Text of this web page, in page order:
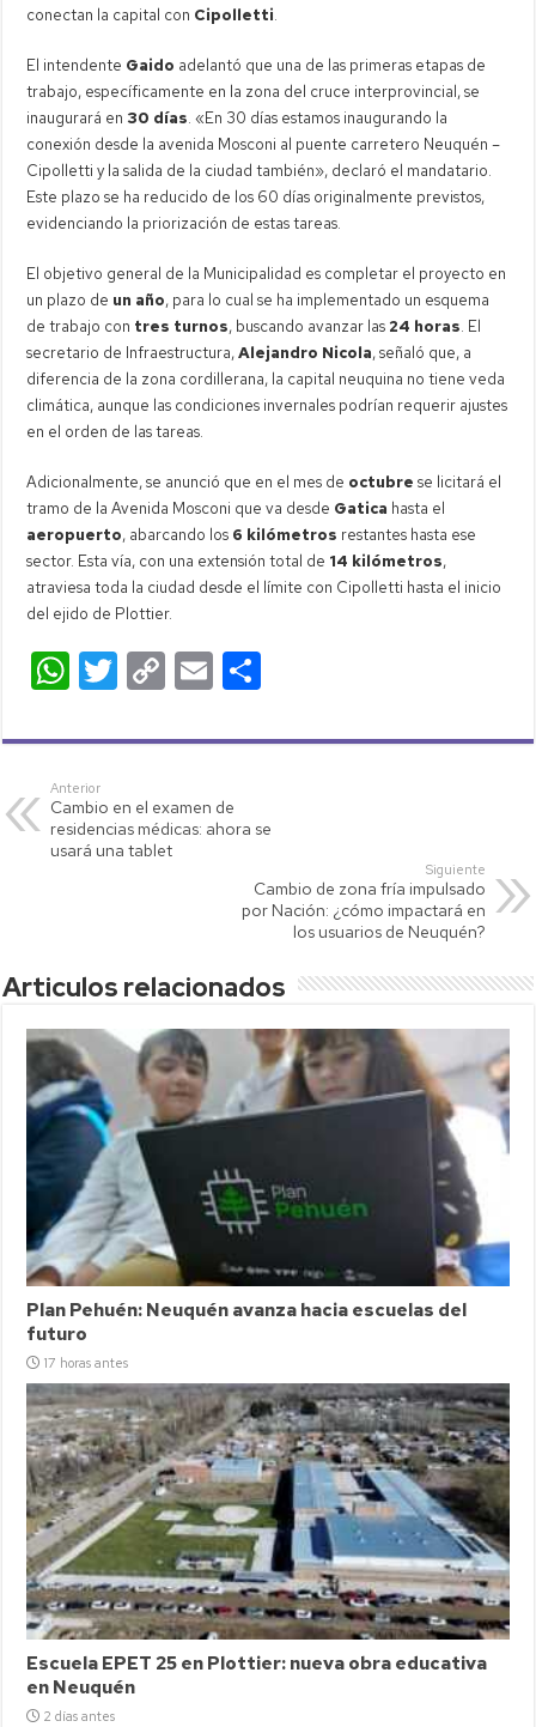
conectan la capital con Cipolletti.
El intendente Gaido adelantó que una de las primeras etapas de
trabajo, específicamente en la zona del cruce interprovincial, se
inaugurará en 30 días. «En 30 días estamos inaugurando la
conexión desde la avenida Mosconi al puente carretero Neuquén –
Cipolletti y la salida de la ciudad también», declaró el mandatario.
Este plazo se ha reducido de los 60 días originalmente previstos,
evidenciando la priorización de estas tareas.
El objetivo general de la Municipalidad es completar el proyecto en
un plazo de un año, para lo cual se ha implementado un esquema
de trabajo con tres turnos, buscando avanzar las 24 horas. El
secretario de Infraestructura,Alejandro Nicola, señaló que, a
diferencia de la zona cordillerana, la capital neuquina no tiene veda
climática, aunque las condiciones invernales podrían requerir ajustes
en el orden de las tareas.
Adicionalmente, se anunció que en el mes de octubre se licitará el
tramo de la Avenida Mosconi que va desde Gatica hasta el
aeropuerto, abarcando los 6 kilómetros restantes hasta ese
sector. Esta vía, con una extensión total de 14 kilómetros,
atraviesa toda la ciudad desde el límite con Cipolletti hasta el inicio
del ejido de Plottier.
W
at
s
A
p
T
tt
C
p
Li
nk
E
ail m
ar
Anterior
Cambio en el examen de
residencias médicas: ahora se
usará una tablet
Siguiente
Cambio de zona fría impulsado
por Nación: ¿cómo impactará en
los usuarios de Neuquén?
Articulos relacionados
Plan Pehuén: Neuquén avanza hacia escuelas del
futuro
17 horas antes
Escuela EPET 25 en Plottier: nueva obra educativa
en Neuquén
2 días antes